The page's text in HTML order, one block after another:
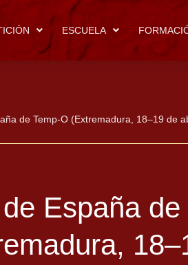
ESCUELA
de Temp-O (Extremadura, 18–19 de
España de